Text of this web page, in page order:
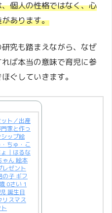
個人の性格ではなく、心
あります。
究も踏まえながら、なぜ
ば本当の意味で育児に参
ぐしていきます。
ット／出産
家と作っ
ップ絵
ちゅ・こ
｜はるな
ゃん 絵本
レゼント
の子 ギフ
0さい 1
誕生日
リスマス